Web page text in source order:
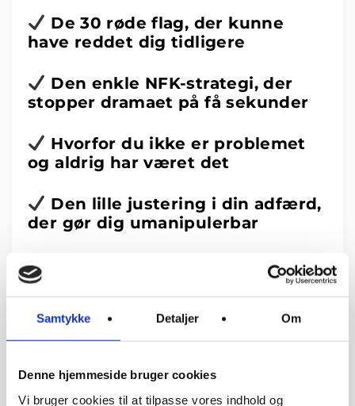
Samtykke Detaljer Om
Denne hjemmeside bruger cookies
Vi bruger cookies til at tilpasse vores indhold og
De 30 røde flag, der kunne
have reddet dig tidligere
Den enkle NFK-strategi, der
stopper dramaet på få sekunder
Hvorfor du ikke er problemet
og aldrig har været det
Den lille justering i din adfærd,
der gør dig umanipulerbar
Det her foredrag er til dig, der
er færdig med at tvivle på dig
selv
Du har været tæt på en narcissist
Du vil forstå, hvad deregentlig
Du vil have redskaber, der virker allerede i